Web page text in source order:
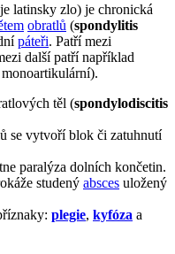
latinsky zlo) je chronická
obratlů (spondylitis
páteři. Patří mezi
další patří například
těl (spondylodiscitis
se vytvoří blok či zatuhnutí
paralýza dolních končetin.
studený absces uložený
plegie, kyfóza a